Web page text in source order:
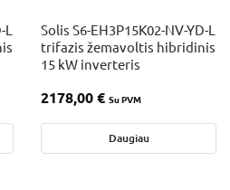
Solis S6-EH3P15K02-NV-YD-L
trifazis žemavoltis hibridinis
15 kW inverteris
2178,00€ Su PVM
Daugiau